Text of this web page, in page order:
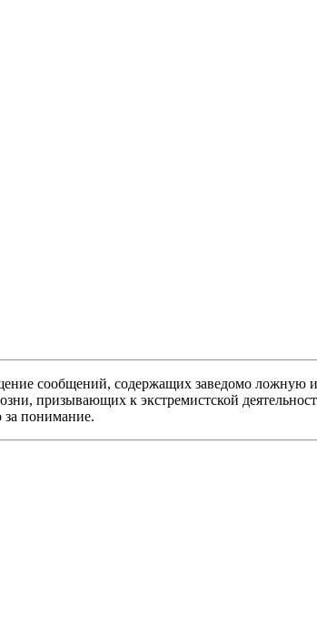
сообщений, содержащих заведомо ложную
призывающих к экстремистской
за понимание.